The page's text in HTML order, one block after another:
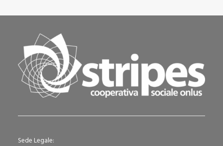
Sede Legale: